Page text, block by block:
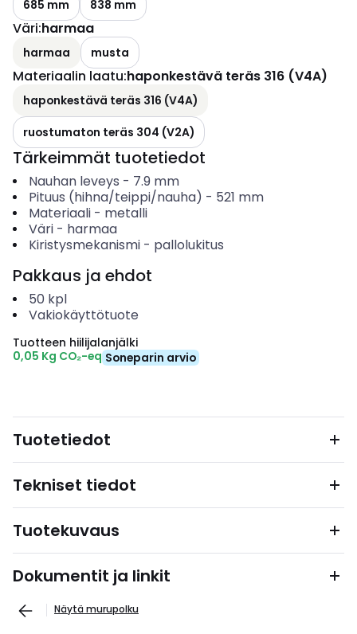
685 mm
838 mm
Väri:harmaa
harmaa musta
Materiaalin laatu:haponkestävä teräs 316 (V4A)
haponkestävä teräs 316 (V4A)
ruostumaton teräs 304 (V2A)
Tärkeimmät tuotetiedot
Nauhan leveys - 7.9 mm
Pituus (hihna/teippi/nauha) - 521 mm
Materiaali- metalli
Väri- harmaa
Kiristysmekanismi- pallolukitus
Pakkaus ja ehdot
50 kpl
Vakiokäyttötuote
Tuotteen hiilijalanjälki
0,05 Kg CO₂-eq Soneparin arvio
Tuotetiedot
Tekniset tiedot
Tuotekuvaus
Dokumentit ja linkit
Näytä murupolku